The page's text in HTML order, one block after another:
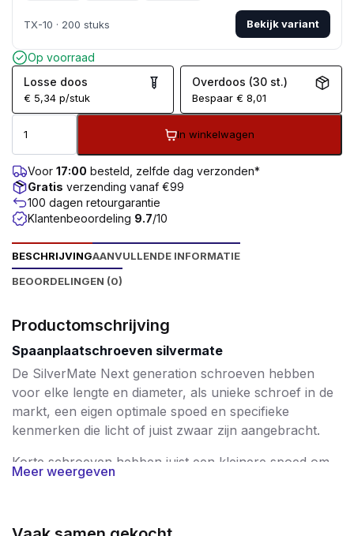
TX-10 · 200 stuks Bekijk variant
Op voorraad
Losse doos
€ 5,34 p/stuk
Overdoos (30 st.)
Bespaar€ 8,01
In winkelwagen
Voor 17:00 besteld, zelfde dag verzonden*
Gratis verzending vanaf €99
100 dagen retourgarantie
Klantenbeoordeling 9.7/10
BESCHRIJVINGAANVULLENDE INFORMATIE
BEOORDELINGEN (0)
Productomschrijving
Spaanplaatschroeven silvermate
De SilverMate Next generation schroeven hebben
voor elke lengte en diameter, als unieke schroef in de
markt, een eigen optimale spoed en specifieke
kenmerken die licht of juist zwaar zijn aangebracht.
Korte schroeven hebben juist een kleinere spoed om
daarmee een hoge uittrekwaarde te bereiken. De
Meer weergeven